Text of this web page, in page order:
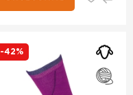
-42%